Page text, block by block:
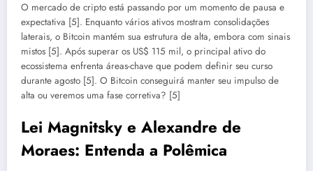
O mercado de cripto está passando por um momento de pausa e
expectativa [5]. Enquanto vários ativos mostram consolidações
laterais, o Bitcoin mantém sua estrutura de alta, embora com sinais
mistos [5]. Após superar os US$ 115 mil, o principal ativo do
ecossistema enfrenta áreas-chave que podem definir seu curso
durante agosto [5]. O Bitcoin conseguirá manter seu impulso de
alta ou veremos uma fase corretiva? [5]
Lei Magnitsky e Alexandre de
Moraes: Entenda a Polêmica